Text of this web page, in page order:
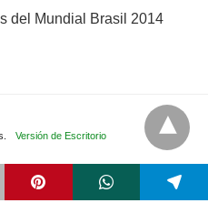
del Mundial Brasil 2014
Versión de Escritorio